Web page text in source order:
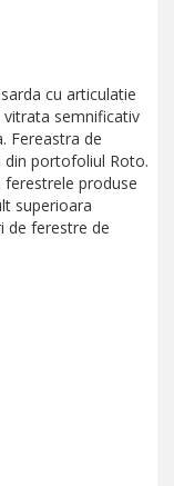
cu articulatie
vitrata semnificativ
Fereastra de
din portofoliul Roto.
produse
superioara
de ferestre de